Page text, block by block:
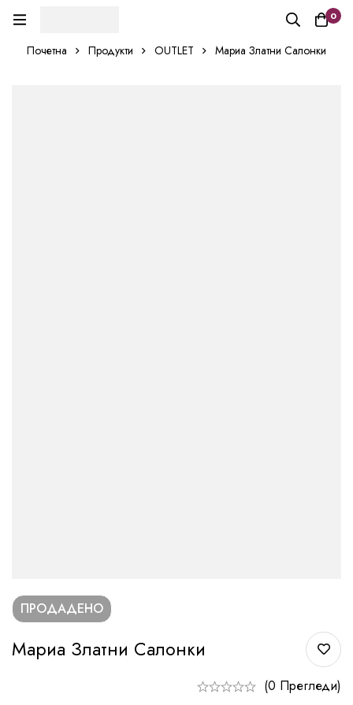
0
Почетна Продукти OUTLET Мариа Златни Салонки
ПРОДАДЕНО
Мариа Златни Салонки
(0 Прегледи)